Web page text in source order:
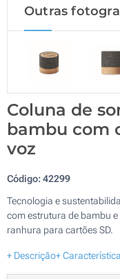
Outras
Coluna de
bambu com
voz
Código:42299
Tecnologia e
com estrutura de bambu e
ranhura para cartões SD.
+ Descrição+